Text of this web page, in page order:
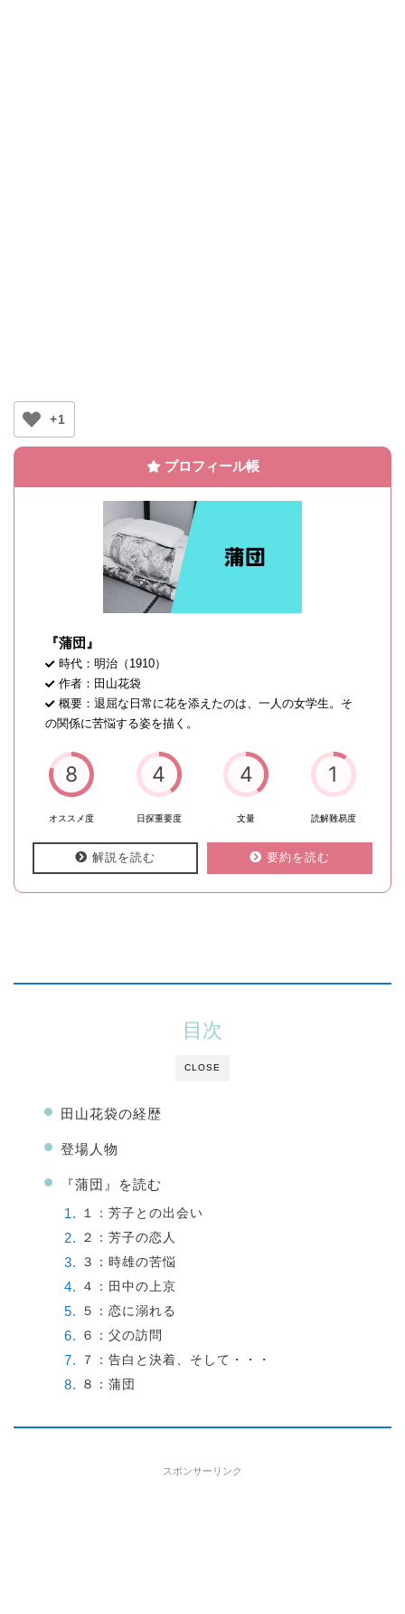
+1
プロフィール帳
『蒲団』
時代：明治（1910）
作者：田山花袋
概要：退屈な日常に花を添えたのは、一人の女学生。そ
の関係に苦悩する姿を描く。
8
オススメ度
4
日探重要度
4
文量
1
読解難易度
解説を読む 要約を読む
CLOSE
目次
田山花袋の経歴
登場人物
『蒲団』を読む
１：芳子との出会い
２：芳子の恋人
３：時雄の苦悩
４：田中の上京
５：恋に溺れる
６：父の訪問
７：告白と決着、そして・・・
８：蒲団
スポンサーリンク